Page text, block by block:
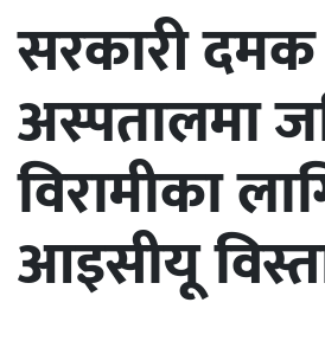
सरकारी दमक
अस्पतालमा
विरामीका
आइसीयू